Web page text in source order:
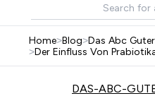
Home>Blog>Das Abc
>Der Einfluss Von
DAS-ABC-